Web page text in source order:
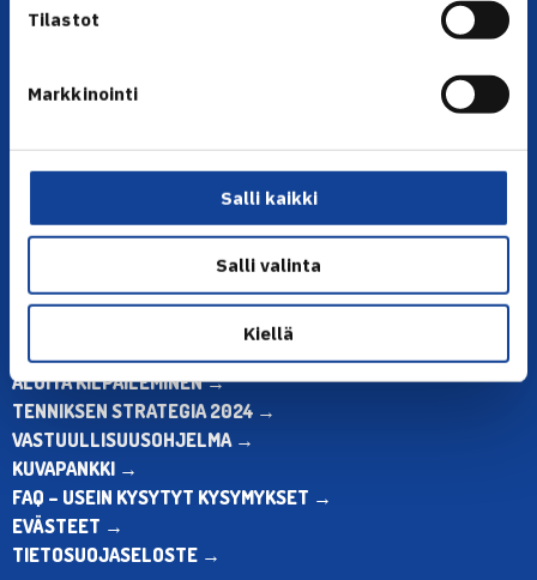
Tilastot
Markkinointi
Salli kaikki
Salli valinta
Kiellä
Olympiastadion, Paavo Nurmen tie 1, 00250 Helsinki
Toimiston puhelinajat:
Muina aikoina olkaa yhteydessä
sähköpostitse: toimisto@tennis.fi
KAIKKI YHTEYSTIEDOT →
ALOITA HARRASTUS →
ALOITA KILPAILEMINEN →
TENNIKSEN STRATEGIA 2024 →
VASTUULLISUUSOHJELMA →
KUVAPANKKI →
FAQ – USEIN KYSYTYT KYSYMYKSET →
EVÄSTEET →
TIETOSUOJASELOSTE →